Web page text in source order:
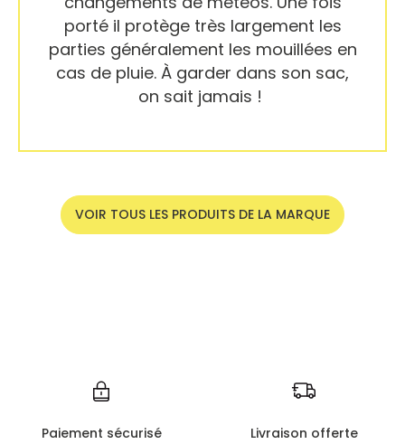
porté il protège très largement les
parties généralement les mouillées en
cas de pluie. À garder dans son sac,
on sait jamais !
VOIR TOUS LES PRODUITS DE LA MARQUE
Paiement sécurisé Livraison offerte